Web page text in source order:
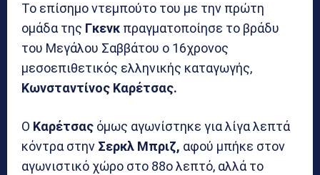
Το επίσημο ντεμπούτο του με την πρώτη
ομάδα της Γκενκ πραγματοποίησε το βράδυ
του Μεγάλου Σαββάτου ο 16χρονος
μεσοεπιθετικός ελληνικής καταγωγής,
Κωνσταντίνος Καρέτσας.
Ο Καρέτσας όμως αγωνίστηκε για λίγα λεπτά
κόντρα στην Σερκλ Μπριζ, αφού μπήκε στον
αγωνιστικό χώρο στο 88ο λεπτό, αλλά το